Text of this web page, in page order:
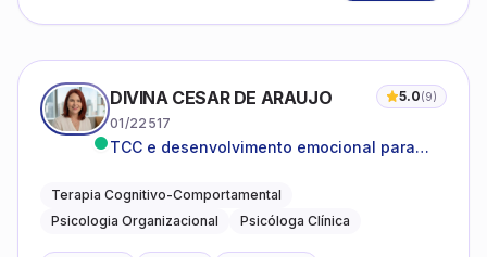
DIVINA CESAR DE ARAUJO 5.0(9)
01/22517
TCC e desenvolvimento emocional para
Terapia Cognitivo-Comportamental
Psicologia Organizacional
Psicóloga Clínica